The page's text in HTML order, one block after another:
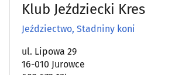
Klub Jeździecki Kres
Jeździectwo, Stadniny koni
ul. Lipowa 29
16-010 Jurowce